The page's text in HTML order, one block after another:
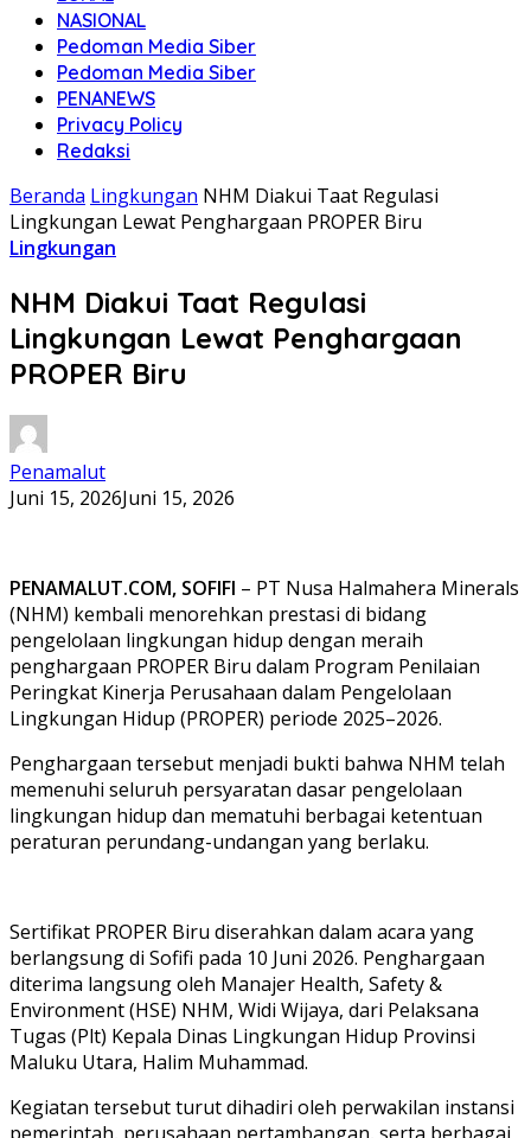
NASIONAL
Pedoman Media Siber
Pedoman Media Siber
PENANEWS
Privacy Policy
Redaksi
Beranda Lingkungan NHM Diakui Taat Regulasi
Lingkungan Lewat Penghargaan PROPER Biru
Lingkungan
NHM Diakui Taat Regulasi
Lingkungan Lewat Penghargaan
PROPER Biru
Penamalut
Juni 15, 2026Juni 15, 2026
PENAMALUT.COM, SOFIFI – PT Nusa Halmahera Minerals
(NHM) kembali menorehkan prestasi di bidang
pengelolaan lingkungan hidup dengan meraih
penghargaan PROPER Biru dalam Program Penilaian
Peringkat Kinerja Perusahaan dalam Pengelolaan
Lingkungan Hidup (PROPER) periode 2025–2026.
Penghargaan tersebut menjadi bukti bahwa NHM telah
memenuhi seluruh persyaratan dasar pengelolaan
lingkungan hidup dan mematuhi berbagai ketentuan
peraturan perundang-undangan yang berlaku.
Sertifikat PROPER Biru diserahkan dalam acara yang
berlangsung di Sofifi pada 10 Juni 2026. Penghargaan
diterima langsung oleh Manajer Health, Safety &
Environment (HSE) NHM, Widi Wijaya, dari Pelaksana
Tugas (Plt) Kepala Dinas Lingkungan Hidup Provinsi
Maluku Utara, Halim Muhammad.
Kegiatan tersebut turut dihadiri oleh perwakilan instansi